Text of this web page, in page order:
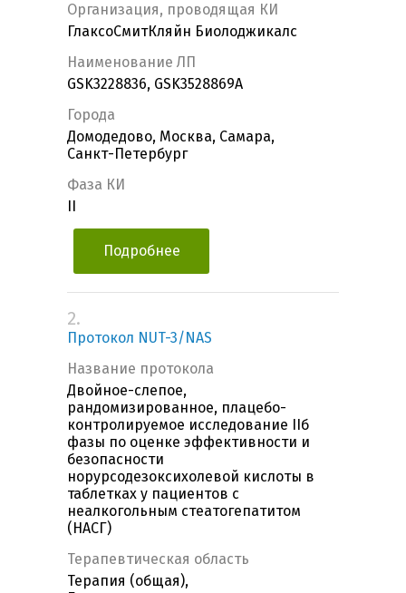
Организация, проводящая КИ
ГлаксоСмитКляйн Биолоджикалс
Наименование ЛП
GSK3228836, GSK3528869A
Города
Домодедово, Москва, Самара,
Санкт-Петербург
Фаза КИ
Подробнее
2.
Протокол NUT-3/NAS
Название протокола
Двойное-слепое,
рандомизированное, плацебо-
контролируемое исследование IIб
фазы по оценке эффективности и
безопасности
норурсодезоксихолевой кислоты в
таблетках у пациентов с
неалкогольным стеатогепатитом
(НАСГ)
Терапевтическая область
Терапия (общая),